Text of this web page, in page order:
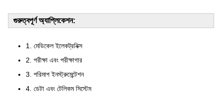
গুরুত্বপূর্ণ অ্যাপ্লিকেশন:
1. মেডিকেল ইলেকট্রনিক্স
2. পরীক্ষা এবং পরীক্ষাগার
3. পরিমাপ ইনস্ট্রুমেন্টেশন
4. ডেটা এবং টেলিকম সিস্টেম